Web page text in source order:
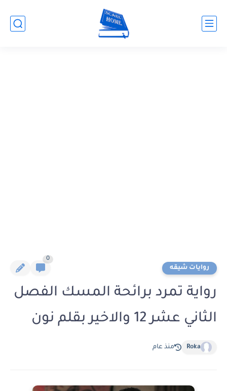
روايات شيقه
0
رواية تمرد برائحة المسك الفصل
الثاني عشر 12 والاخير بقلم نون
Roka منذ عام